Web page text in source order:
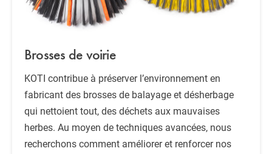
Brosses de voirie
KOTI contribue à préserver l’environnement en
fabricant des brosses de balayage et désherbage
qui nettoient tout, des déchets aux mauvaises
herbes. Au moyen de techniques avancées, nous
recherchons comment améliorer et renforcer nos